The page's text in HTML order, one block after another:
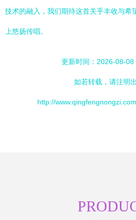
技术的融入，我们期待这首关乎丰收与希
上悠扬传唱。
更新时间：2026-08-
如若转载，请注明
http://